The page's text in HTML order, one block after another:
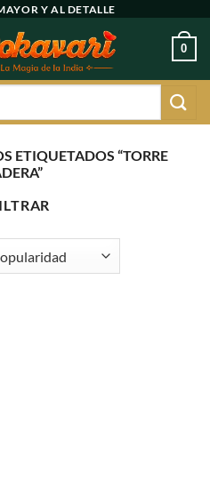
Y AL DETALLE
0
ETIQUETADOS “TORRE